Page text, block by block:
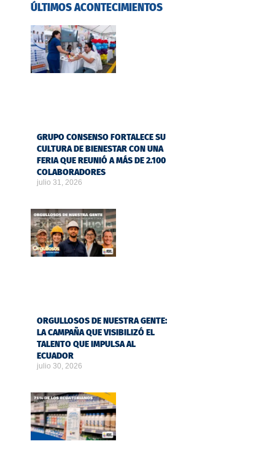
ÚLTIMOS ACONTECIMIENTOS
GRUPO CONSENSO FORTALECE SU
CULTURA DE BIENESTAR CON UNA
FERIA QUE REUNIÓ A MÁS DE 2.100
COLABORADORES
julio 31, 2026
ORGULLOSOS DE NUESTRA GENTE:
LA CAMPAÑA QUE VISIBILIZÓ EL
TALENTO QUE IMPULSA AL
ECUADOR
julio 30, 2026